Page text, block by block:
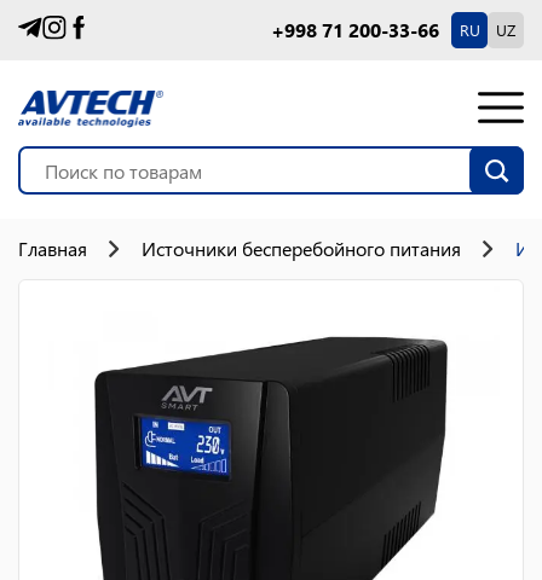
+998 71 200-33-66 RU UZ
Главная Источники бесперебойного питания